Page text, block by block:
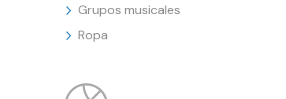
Grupos musicales
Ropa